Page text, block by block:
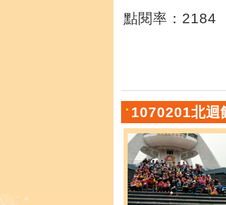
點閱率：2184
1070201北迴